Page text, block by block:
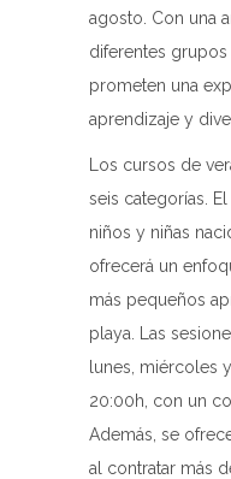
agosto. Con una
diferentes
prometen una
aprendizaje y
Los cursos de
seis categorías.
niños y niñas
ofrecerá un
más pequeños
playa. Las
lunes, miércoles
20:00h, con un
Además, se
al contratar más